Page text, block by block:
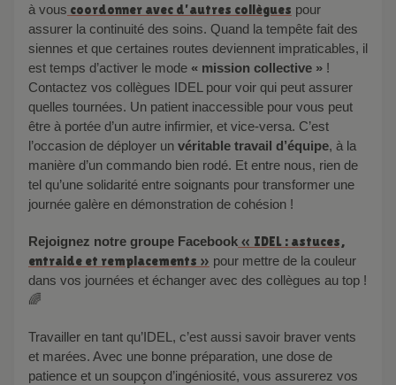
à vous coordonner avec d’autres collègues pour
assurer la continuité des soins. Quand la tempête fait des
siennes et que certaines routes deviennent impraticables, il
est temps d’activer le mode « mission collective » !
Contactez vos collègues IDEL pour voir qui peut assurer
quelles tournées. Un patient inaccessible pour vous peut
être à portée d’un autre infirmier, et vice-versa. C’est
l’occasion de déployer un véritable travail d’équipe, à la
manière d’un commando bien rodé. Et entre nous, rien de
tel qu’une solidarité entre soignants pour transformer une
journée galère en démonstration de cohésion !
Rejoignez notre groupe Facebook « IDEL : astuces,
entraide et remplacements » pour mettre de la couleur
dans vos journées et échanger avec des collègues au top !
🌈
Travailler en tant qu’IDEL, c’est aussi savoir braver vents
et marées. Avec une bonne préparation, une dose de
patience et un soupçon d’ingéniosité, vous assurerez vos